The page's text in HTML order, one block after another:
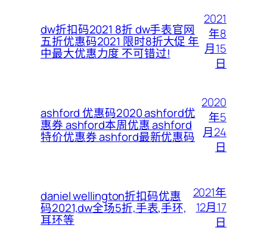
dw折扣码2021 8折 dw手表官网
五折优惠码2021 限时8折大促 年
中最大优惠力度 不可错过!
2021
年8
月15
日
ashford 优惠码2020 ashford优
惠券 ashford本周优惠 ashford
特价优惠券 ashford最新优惠码
2020
年5
月24
日
daniel wellington折扣码优惠
码2021,dw全场5折,手表,手环,
耳环等
2021年
12月17
日